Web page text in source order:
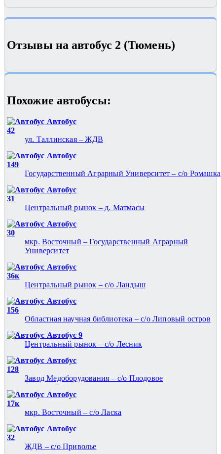
Отзывы на автобус 2 (Тюмень)
Похожие автобуcы:
Автобус
42
ул. Таллинская – ЖДВ
Автобус
149
Государственный Аграрный Университет – с/о Ромашка
Автобус
31
Центральный рынок – д. Матмасы
Автобус
30
мкр. Восточный – Государственный Аграрный
Университет
Автобус
36к
Центральный рынок – с/о Ландыш
Автобус
156
Областная научная библиотека – с/о Липовый остров
Автобус 9
Центральный рынок – с/о Лесник
Автобус
128
Завод Медоборудования – с/о Плодовое
Автобус
17к
мкр. Восточный – с/о Ласка
Автобус
32
ЖДВ – с/о Приволье